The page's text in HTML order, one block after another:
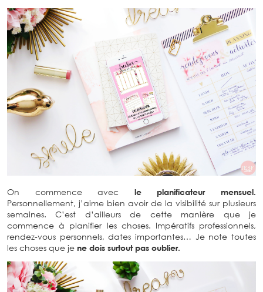
On commence avec le planificateur mensuel.
Personnellement, j’aime bien avoir de la visibilité sur plusieurs
semaines. C’est d’ailleurs de cette manière que je
commence à planifier les choses. Impératifs professionnels,
rendez-vous personnels, dates importantes… Je note toutes
les choses que je ne dois surtout pas oublier.